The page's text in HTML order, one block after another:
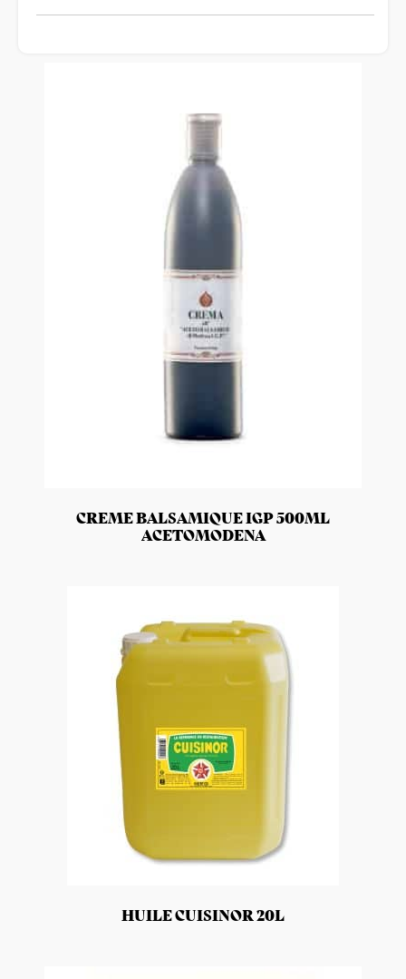
CREME BALSAMIQUE IGP 500ML
ACETOMODENA
HUILE CUISINOR 20L